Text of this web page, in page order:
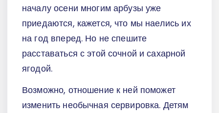
началу осени многим арбузы уже
приедаются, кажется, что мы наелись их
на год вперед. Но не спешите
расставаться с этой сочной и сахарной
ягодой.
Возможно, отношение к ней поможет
изменить необычная сервировка. Детям